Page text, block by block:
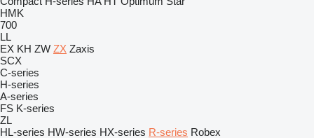
HMK
700
LL
EX KH ZW ZX Zaxis
SCX
C-series
H-series
A-series
FS K-series
ZL
HL-series HW-series HX-series R-series Robex